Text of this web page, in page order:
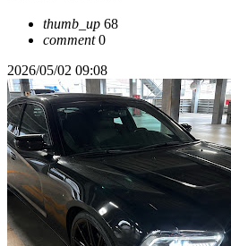
thumb_up 68
comment0
2026/05/02 09:08